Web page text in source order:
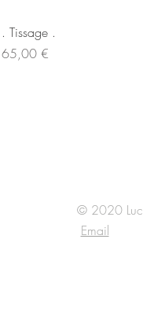
. Tissage .
Prix
65,00 €
© 2020
Email